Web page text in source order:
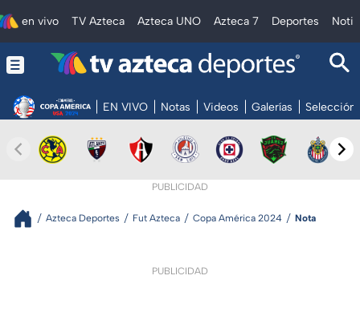
en vivo TV Azteca Azteca UNO Azteca 7 Deportes
EN VIVO Notas Videos Galerías Selección
PUBLICIDAD
Azteca Deportes Fut Azteca Copa América 2024 Nota
PUBLICIDAD